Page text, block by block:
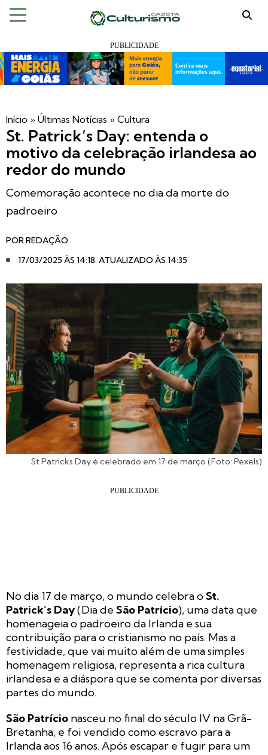
Início » Últimas Notícias » Cultura
St. Patrick’s Day: entenda o
motivo da celebração irlandesa ao
redor do mundo
Comemoração acontece no dia da morte do
padroeiro
PORREDAÇÃO
17/03/2025 ÀS 14:18. ATUALIZADO ÀS 14:35
St Patricks Day é celebrado em 17 de março (Foto: Pexels)
No dia 17 de março, o mundo celebra oSt.
Patrick’s Day(Dia de São Patrício), uma data que
homenageia o padroeiro da Irlanda e sua
contribuição para o cristianismo no país. Mas a
festividade, que vai muito além de uma simples
homenagem religiosa, representa a rica cultura
irlandesa e a diáspora que se comenta por diversas
partes do mundo.
São Patrício nasceu no final do século IV na Grã-
Bretanha, e foi vendido como escravo para a
Irlanda aos 16 anos. Após escapar e fugir para um